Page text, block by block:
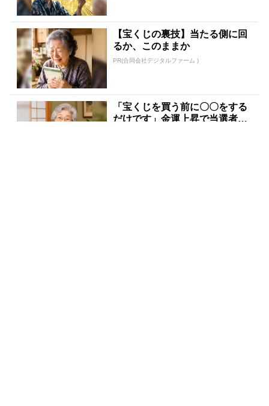
【宝くじの裏技】当たる側に回
るか、このままか
PR(合同会社デジタルファーム )
「宝くじを買う前に〇〇をする
だけです」金運上昇で当選者が